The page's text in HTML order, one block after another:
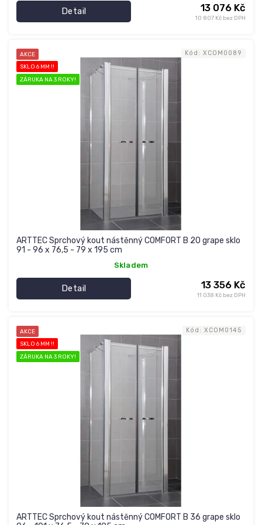
10 807 Kč bez DPH
13 076 Kč
Detail
AKCE
SKLO 6 MM !!
ZÁRUKA NA 3 ROKY!
ARTTEC Sprchový kout nástěnný COMFORT B 20 grape sklo
91 - 96 x 76,5 - 79 x 195 cm
Skladem
11 038 Kč bez DPH
13 356 Kč
Detail
Kód: XCOM0089
AKCE
SKLO 6 MM !!
ZÁRUKA NA 3 ROKY!
ARTTEC Sprchový kout nástěnný COMFORT B 36 grape sklo
Kód: XCOM0145